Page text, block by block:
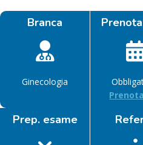
Branca
Ginecologia
Prep. esame